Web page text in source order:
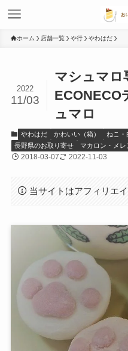
ホーム 店舗一覧 や行 やわはだ
マシュマロ
ECONECO
ュマロ
2022
11/03
やわはだ かわいい（箱） ねこ・
長野県のお取り寄せ
マカロン・メレ
2018-03-07 2022-11-03
当サイトはアフィリエ